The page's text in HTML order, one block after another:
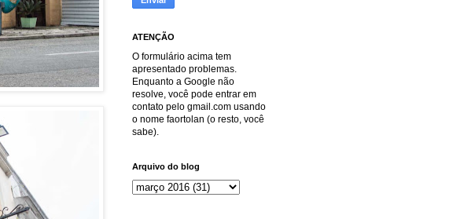
ATENÇÃO
O formulário acima tem
apresentado problemas.
Enquanto a Google não
resolve, você pode entrar em
contato pelo gmail.com usando
o nome faortolan (o resto, você
sabe).
Arquivo do blog